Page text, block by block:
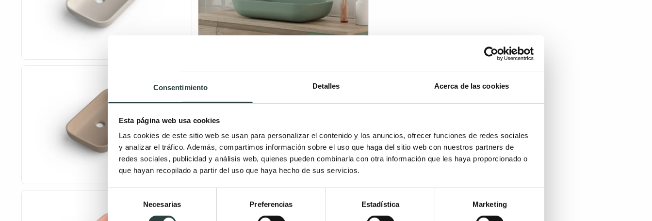
Consentimiento Detalles Acerca de las cookies
Esta página web usa cookies
Las cookies de este sitio web se usan para personalizar el contenido y los anuncios, ofrecer funciones de redes sociales
y analizar el tráfico. Además, compartimos información sobre el uso que haga del sitio web con nuestros partners de
redes sociales, publicidad y análisis web, quienes pueden combinarla con otra información que les haya proporcionado o
que hayan recopilado a partir del uso que haya hecho de sus servicios.
Selección
consentimiento
Necesarias Preferencias Estadística Marketing